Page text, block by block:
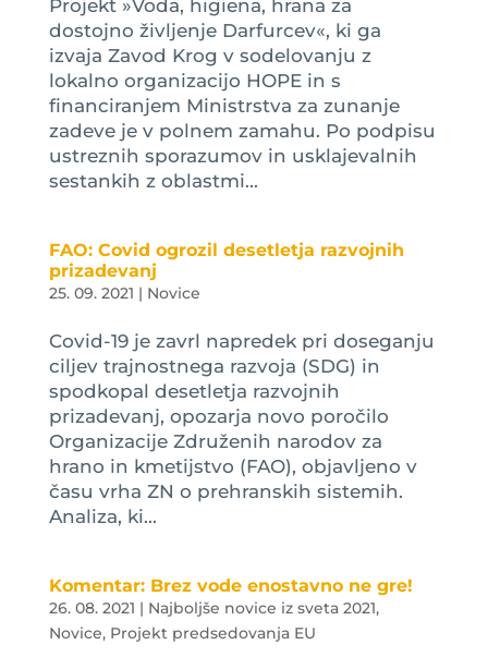
Projekt »Voda, higiena, hrana za
dostojno življenje Darfurcev«, ki ga
izvaja Zavod Krog v sodelovanju z
lokalno organizacijo HOPE in s
financiranjem Ministrstva za zunanje
zadeve je v polnem zamahu. Po podpisu
ustreznih sporazumov in usklajevalnih
sestankih z oblastmi...
FAO: Covid ogrozil desetletja razvojnih
prizadevanj
25. 09. 2021 | Novice
Covid-19 je zavrl napredek pri doseganju
ciljev trajnostnega razvoja (SDG) in
spodkopal desetletja razvojnih
prizadevanj, opozarja novo poročilo
Organizacije Združenih narodov za
hrano in kmetijstvo (FAO), objavljeno v
času vrha ZN o prehranskih sistemih.
Analiza, ki...
Komentar: Brez vode enostavno ne gre!
26. 08. 2021 | Najboljše novice iz sveta 2021,
Novice, Projekt predsedovanja EU